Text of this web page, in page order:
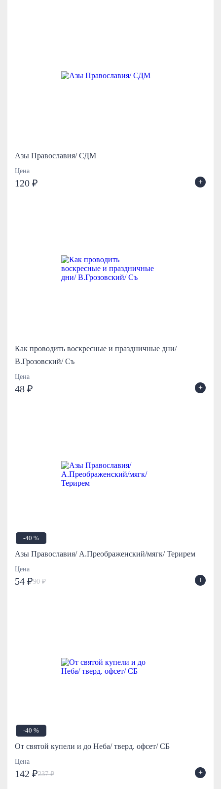
Азы Православия/ СДМ
Цена
120 ₽ +
Как проводить воскресные и праздничные дни/
В.Грозовский/ Съ
Цена
48 ₽ +
-40 %
Азы Православия/ А.Преображенский/мягк/ Терирем
Цена
54 ₽90 ₽ +
-40 %
От святой купели и до Неба/ тверд. офсет/ СБ
Цена
142 ₽237 ₽ +